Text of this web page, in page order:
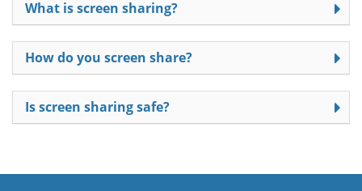
What is screen sharing?
How do you screen share?
Is screen sharing safe?